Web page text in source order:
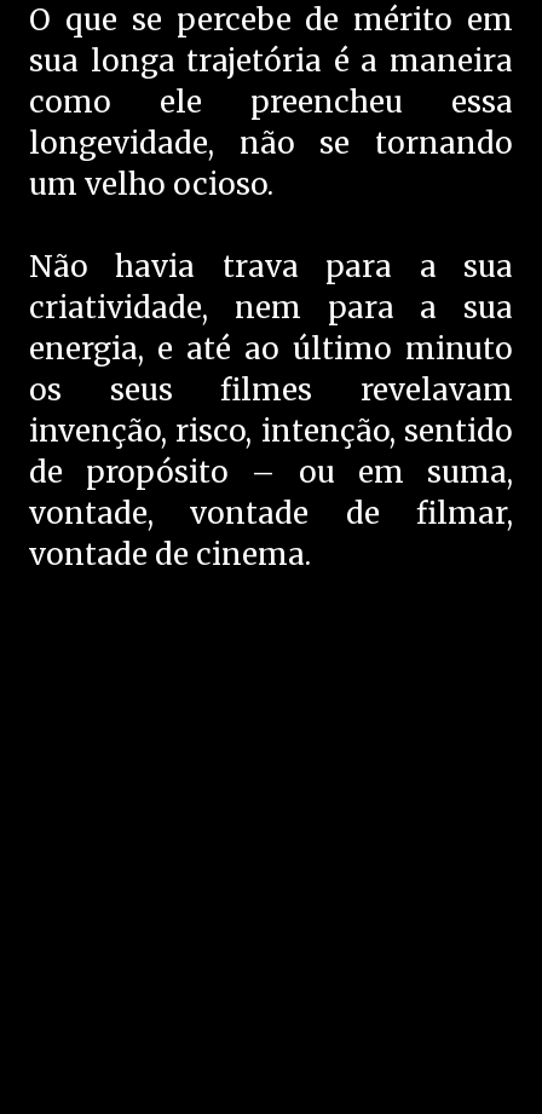
O que se percebe de mérito em
sua longa trajetória é a maneira
como ele preencheu essa
longevidade, não se tornando
um velho ocioso.
Não havia trava para a sua
criatividade, nem para a sua
energia, e até ao último minuto
os seus filmes revelavam
invenção, risco, intenção, sentido
de propósito – ou em suma,
vontade, vontade de filmar,
vontade de cinema.